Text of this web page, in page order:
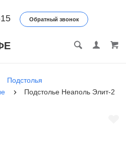
Обратный звонок
Подстолья
Подстолье Неаполь Элит-2